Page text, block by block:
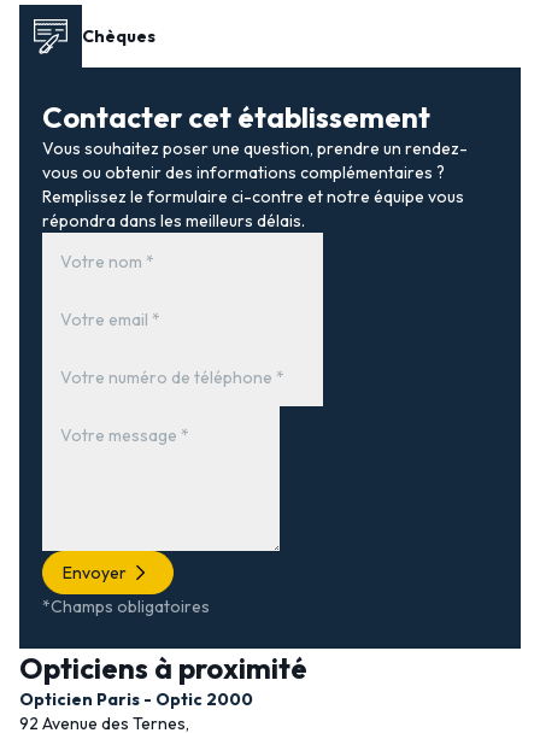
Chèques
Contacter cet établissement
Vous souhaitez poser une question, prendre un rendez-
vous ou obtenir des informations complémentaires ?
Remplissez le formulaire ci-contre et notre équipe vous
répondra dans les meilleurs délais.
Envoyer
*Champs obligatoires
Opticiens à proximité
Opticien Paris - Optic 2000
92 Avenue des Ternes,